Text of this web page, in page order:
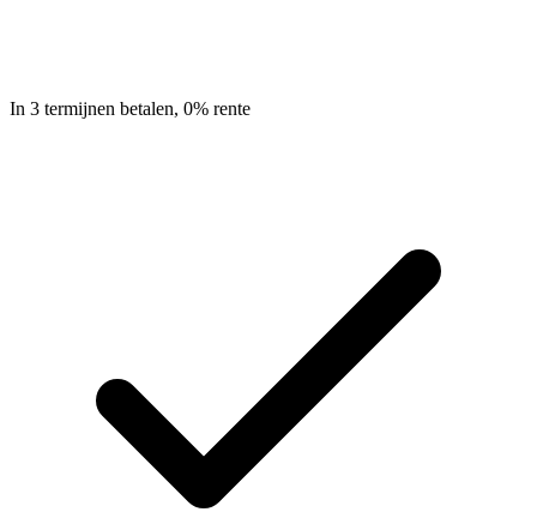
In 3 termijnen betalen, 0% rente